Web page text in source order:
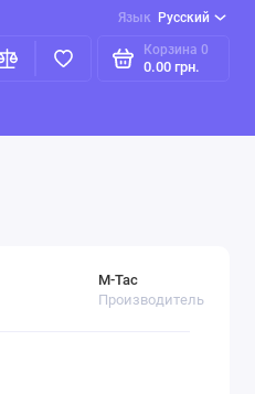
Язык Русский
Корзина 0
0.00 грн.
M-Tac
Производитель